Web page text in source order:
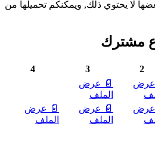
لا يحتوي ذلك, ويمكنكم تحميلها من
مشترك
2
3
4
عرض
📄 عرض
الملف
عرض
📄 عرض
الملف
📄 عرض
الملف